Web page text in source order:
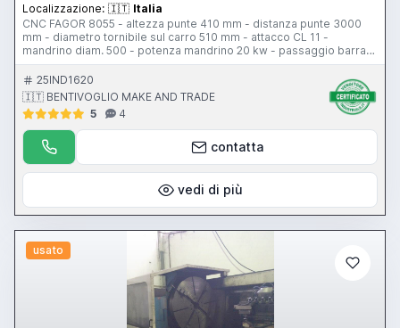
Localizzazione: 🇮🇹 Italia
CNC FAGOR 8055 - altezza punte 410 mm - distanza punte 3000
mm - diametro tornibile sul carro 510 mm - attacco CL 11 -
mandrino diam. 500 - potenza mandrino 20 kw - passaggio barra
155 mm - torretta Baruffaldi TS 200 8 posizioni - rapido longitudinali
- rapido trasversale - larghezza bancale 470 mm - contropunta
470 mm - contropunta - attacco contropunta c.m. 6 - piattaforma
diam. 600 - lunetta fissa - protezione antinfortunistica
25IND1620
🇮🇹 BENTIVOGLIO MAKE AND TRADE
5
4
contatta
vedi di più
usato